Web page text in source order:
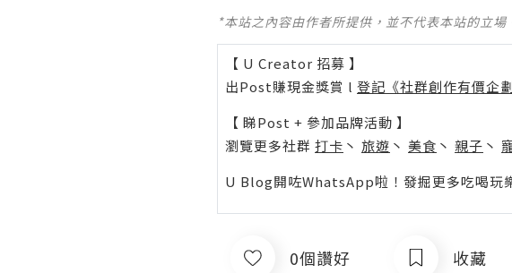
*本站之內容由作者所提供，並不代表本站的立
【 U Creator 招募 】
出Post賺現金獎賞 l 登記《社群創作有價企劃
【 睇Post + 參加品牌活動 】
瀏覽更多社群 打卡 丶 旅遊 丶 美食 丶 親子 丶
U Blog開咗WhatsApp啦！發掘更多吃喝玩
0個讚好 收藏